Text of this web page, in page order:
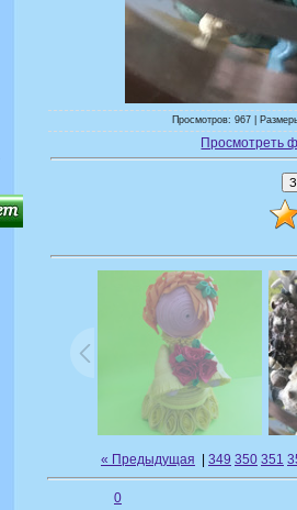
Просмотров: 967 |
Просмотреть
« Предыдущая 349 350 351
0